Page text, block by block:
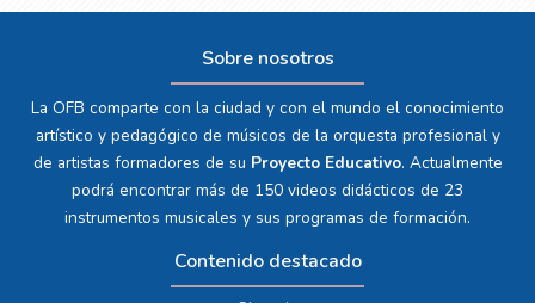
Sobre nosotros
La OFB comparte con la ciudad y con el mundo el conocimiento
artístico y pedagógico de músicos de la orquesta profesional y
de artistas formadores de su Proyecto Educativo. Actualmente
podrá encontrar más de 150 videos didácticos de 23
instrumentos musicales y sus programas de formación.
Contenido destacado